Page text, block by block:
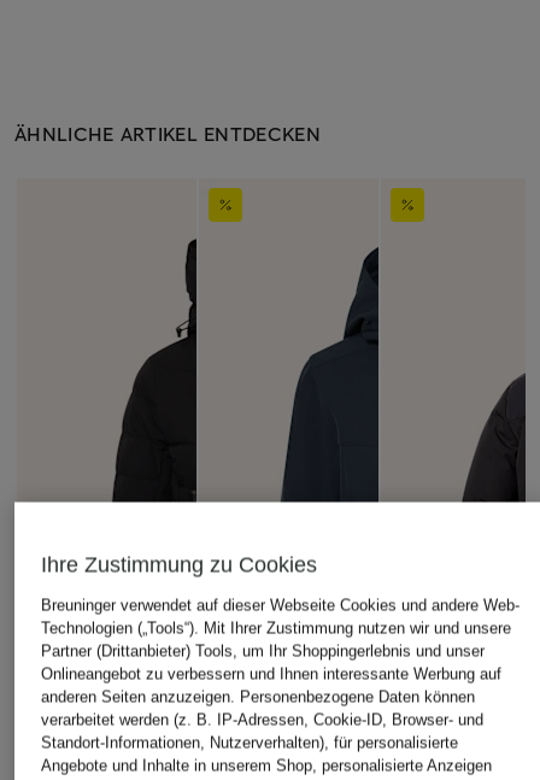
ÄHNLICHE ARTIKEL ENTDECKEN
Ihre Zustimmung zu Cookies
Breuninger verwendet auf dieser Webseite Cookies und andere Web-
Technologien („Tools“). Mit Ihrer Zustimmung nutzen wir und unsere
Partner (Drittanbieter) Tools, um Ihr Shoppingerlebnis und unser
Onlineangebot zu verbessern und Ihnen interessante Werbung auf
anderen Seiten anzuzeigen. Personenbezogene Daten können
verarbeitet werden (z. B. IP-Adressen, Cookie-ID, Browser- und
Standort-Informationen, Nutzerverhalten), für personalisierte
Angebote und Inhalte in unserem Shop, personalisierte Anzeigen